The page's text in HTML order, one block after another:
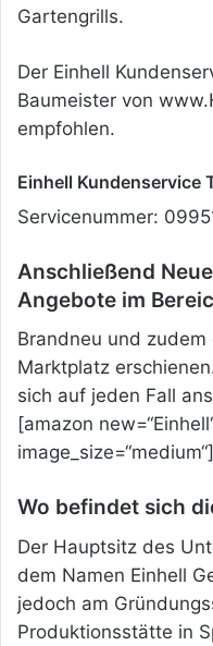
Gartengrills.
Der Einhell
Baumeister von
empfohlen.
Einhell Kundenservice
Servicenummer:
Anschließend
Angebote im
Brandneu und
Marktplatz
sich auf jeden Fall
[amazon
image_size=“medium“]
Wo befindet sich
Der Hauptsitz des
dem Namen Einhell
jedoch am
Produktionsstätte in